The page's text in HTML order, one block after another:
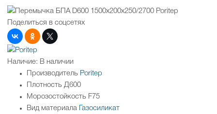
Поделиться в соцсетях
Наличие: В наличии
Производитель Poritep
Плотность Д600
Морозостойкость F75
Вид материала
Газосиликат